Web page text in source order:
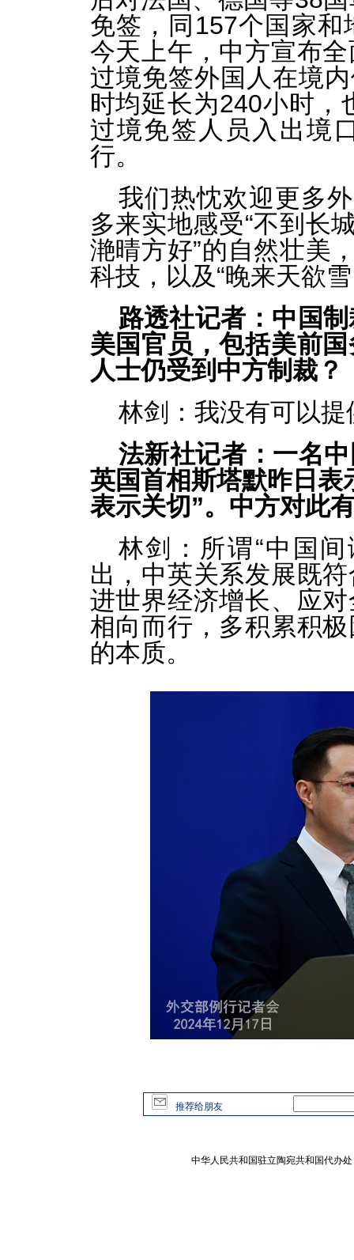
免签，同157个国家
今天上午，中方宣布
过境免签外国人在境
时均延长为240小时，
过境免签人员入出境
行。
我们热忱欢迎更多
多来实地感受“不到长
滟晴方好”的自然壮美
科技，以及“晚来天欲
路透社记者：中国
美国官员，包括美前
人士仍受到中方制裁？
林剑：我没有可以提
法新社记者：一名
英国首相斯塔默昨日表
表示关切”。中方对此
林剑：所谓“中国
出，中英关系发展既
进世界经济增长、应
相向而行，多积累积
的本质。
推荐给朋友
中华人民共和国驻立陶宛共和国代办处